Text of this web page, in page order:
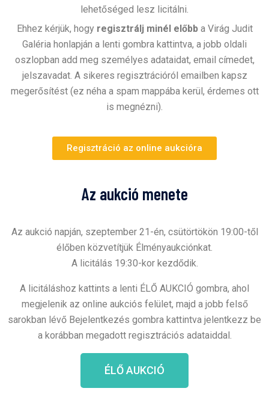
lehetőséged lesz licitálni.
Ehhez kérjük, hogy regisztrálj minél előbba Virág Judit
Galéria honlapján a lenti gombra kattintva, a jobb oldali
oszlopban add meg személyes adataidat, email címedet,
jelszavadat. A sikeres regisztrációról emailben kapsz
megerősítést (ez néha a spam mappába kerül, érdemes ott
is megnézni).
Regisztráció az online aukcióra
Az aukció menete
Az aukció napján, szeptember 21-én, csütörtökön 19:00-től
élőben közvetítjük Élményaukciónkat.
A licitálás 19:30-kor kezdődik.
A licitáláshoz kattints a lenti ÉLŐ AUKCIÓ gombra, ahol
megjelenik az online aukciós felület, majd a jobb felső
sarokban lévő Bejelentkezés gombra kattintva jelentkezz be
a korábban megadott regisztrációs adataiddal.
ÉLŐ AUKCIÓ